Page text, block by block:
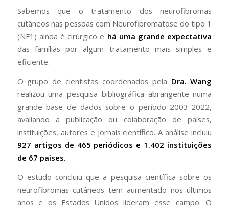
Sabemos que o tratamento dos neurofibromas
cutâneos nas pessoas com Neurofibromatose do tipo 1
(NF1) ainda é cirúrgico e há uma grande expectativa
das famílias por algum tratamento mais simples e
eficiente.
O grupo de cientistas coordenados pela Dra. Wang
realizou uma pesquisa bibliográfica abrangente numa
grande base de dados sobre o período 2003-2022,
avaliando a publicação ou colaboração de países,
instituições, autores e jornais científico. A análise incluiu
927 artigos de 465 periódicos e 1.402 instituições
de 67 países.
O estudo concluiu que a pesquisa científica sobre os
neurofibromas cutâneos tem aumentado nos últimos
anos e os Estados Unidos lideram esse campo. O